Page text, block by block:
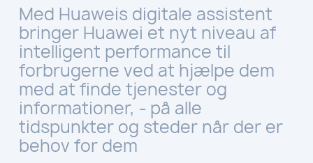
Med Huaweis digitale assistent
bringer Huawei et nyt niveau af
intelligent performance til
forbrugerne ved at hjælpe dem
med at finde tjenester og
informationer, - på alle
tidspunkter og steder når der er
behov for dem